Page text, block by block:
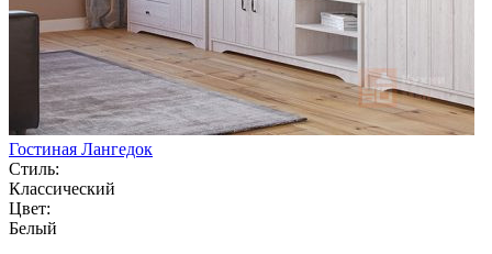
Гостиная Лангедок
Стиль:
Классический
Цвет:
Белый